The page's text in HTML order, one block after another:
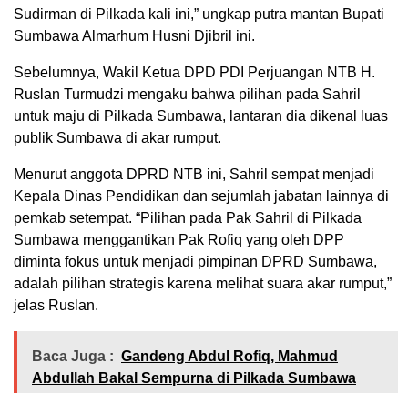
Sudirman di Pilkada kali ini,” ungkap putra mantan Bupati
Sumbawa Almarhum Husni Djibril ini.
Sebelumnya, Wakil Ketua DPD PDI Perjuangan NTB H.
Ruslan Turmudzi mengaku bahwa pilihan pada Sahril
untuk maju di Pilkada Sumbawa, lantaran dia dikenal luas
publik Sumbawa di akar rumput.
Menurut anggota DPRD NTB ini, Sahril sempat menjadi
Kepala Dinas Pendidikan dan sejumlah jabatan lainnya di
pemkab setempat. “Pilihan pada Pak Sahril di Pilkada
Sumbawa menggantikan Pak Rofiq yang oleh DPP
diminta fokus untuk menjadi pimpinan DPRD Sumbawa,
adalah pilihan strategis karena melihat suara akar rumput,”
jelas Ruslan.
Baca Juga : Gandeng Abdul Rofiq, Mahmud
Abdullah Bakal Sempurna di Pilkada Sumbawa